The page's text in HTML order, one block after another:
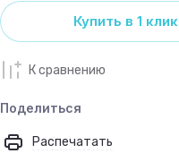
Купить в 1 клик
К сравнению
Поделиться
Распечатать